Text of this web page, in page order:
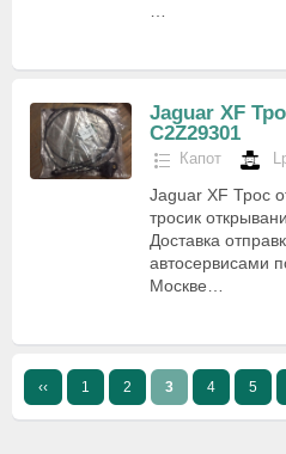
…
Jaguar XF
C2Z29301
Капот
Jaguar XF Трос
тросик
Доставка
автосервисами
Москве…
‹‹ 1 2 3 4 5